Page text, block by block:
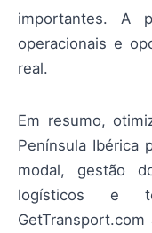
importantes. A
operacionais e
real.
Em resumo,
Península Ibérica
modal, gestão
logísticos e